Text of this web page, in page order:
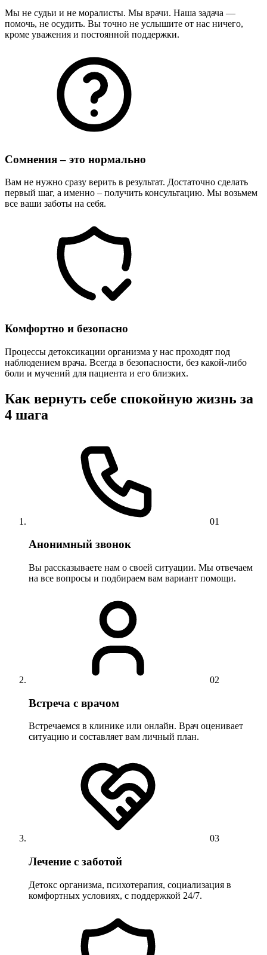
Мы не судьи и не моралисты. Мы врачи. Наша задача —
помочь, не осудить. Вы точно не услышите от нас ничего,
кроме уважения и постоянной поддержки.
Сомнения – это нормально
Вам не нужно сразу верить в результат. Достаточно сделать
первый шаг, а именно – получить консультацию. Мы возьмем
все ваши заботы на себя.
Комфортно и безопасно
Процессы детоксикации организма у нас проходят под
наблюдением врача. Всегда в безопасности, без какой-либо
боли и мучений для пациента и его близких.
Как вернуть себе спокойную жизнь за
4 шага
01
Анонимный звонок
Вы рассказываете нам о своей ситуации. Мы отвечаем
на все вопросы и подбираем вам вариант помощи.
02
Встреча с врачом
Встречаемся в клинике или онлайн. Врач оценивает
ситуацию и составляет вам личный план.
03
Лечение с заботой
Детокс организма, психотерапия, социализация в
комфортных условиях, с поддержкой 24/7.